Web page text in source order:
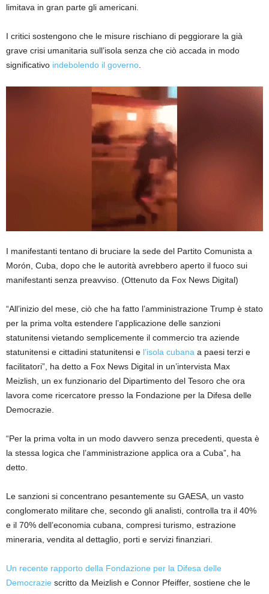
limitava in gran parte gli americani.
I critici sostengono che le misure rischiano di peggiorare la già
grave crisi umanitaria sull’isola senza che ciò accada in modo
significativo indebolendo il governo
I manifestanti tentano di bruciare la sede del Partito Comunista a
Morón, Cuba, dopo che le autorità avrebbero aperto il fuoco sui
manifestanti senza preavviso. (Ottenuto da Fox News Digital)
“All’inizio del mese, ciò che ha fatto l’amministrazione Trump è stato
per la prima volta estendere l’applicazione delle sanzioni
statunitensi vietando semplicemente il commercio tra aziende
statunitensi e cittadini statunitensi e l’isola cubana a paesi terzi e
facilitatori”, ha detto a Fox News Digital in un’intervista Max
Meizlish, un ex funzionario del Dipartimento del Tesoro che ora
lavora come ricercatore presso la Fondazione per la Difesa delle
Democrazie.
“Per la prima volta in un modo davvero senza precedenti, questa è
la stessa logica che l’amministrazione applica ora a Cuba”, ha
detto.
Le sanzioni si concentrano pesantemente su GAESA, un vasto
conglomerato militare che, secondo gli analisti, controlla tra il 40%
e il 70% dell’economia cubana, compresi turismo, estrazione
mineraria, vendita al dettaglio, porti e servizi finanziari.
Un recente rapporto della Fondazione per la Difesa delle
Democrazie scritto da Meizlish e Connor Pfeiffer, sostiene che le